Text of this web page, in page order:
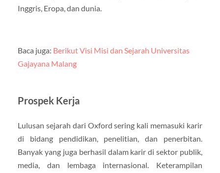
Inggris, Eropa, dan dunia.
Baca juga: Berikut Visi Misi dan Sejarah Universitas
Gajayana Malang
Prospek Kerja
Lulusan sejarah dari Oxford sering kali memasuki karir
di bidang pendidikan, penelitian, dan penerbitan.
Banyak yang juga berhasil dalam karir di sektor publik,
media, dan lembaga internasional. Keterampilan